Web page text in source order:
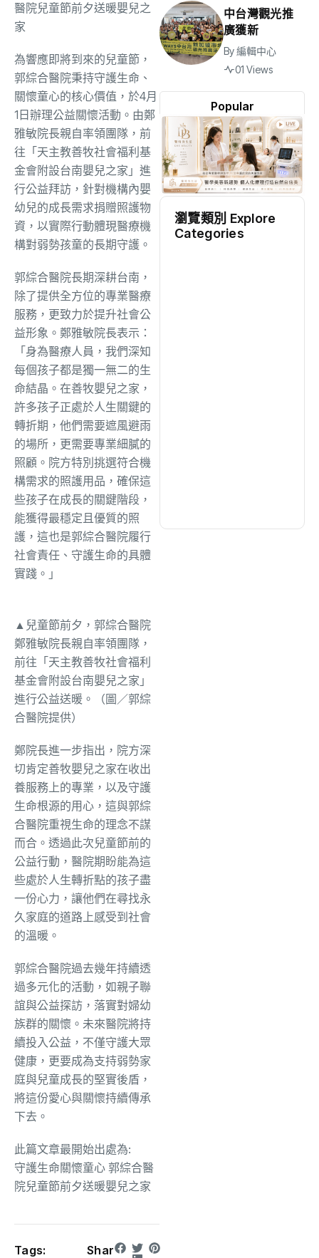
為響應即將到來的兒童節，
郭綜合醫院秉持守護生命、
關懷童心的核心價值，於4月
1日辦理公益關懷活動。由鄭
雅敏院長親自率領團隊，前
往「天主教善牧社會福利基
金會附設台南嬰兒之家」進
行公益拜訪，針對機構內嬰
幼兒的成長需求捐贈照護物
資，以實際行動體現醫療機
構對弱勢孩童的長期守護。
郭綜合醫院長期深耕台南，
除了提供全方位的專業醫療
服務，更致力於提升社會公
益形象。鄭雅敏院長表示：
「身為醫療人員，我們深知
每個孩子都是獨一無二的生
命結晶。在善牧嬰兒之家，
許多孩子正處於人生關鍵的
轉折期，他們需要遮風避雨
的場所，更需要專業細膩的
照顧。院方特別挑選符合機
構需求的照護用品，確保這
些孩子在成長的關鍵階段，
能獲得最穩定且優質的照
護，這也是郭綜合醫院履行
社會責任、守護生命的具體
實踐。」
▲兒童節前夕，郭綜合醫院
鄭雅敏院長親自率領團隊，
前往「天主教善牧社會福利
基金會附設台南嬰兒之家」
進行公益送暖。（圖／郭綜
合醫院提供）
鄭院長進一步指出，院方深
切肯定善牧嬰兒之家在收出
養服務上的專業，以及守護
生命根源的用心，這與郭綜
合醫院重視生命的理念不謀
而合。透過此次兒童節前的
公益行動，醫院期盼能為這
些處於人生轉折點的孩子盡
一份心力，讓他們在尋找永
久家庭的道路上感受到社會
的溫暖。
郭綜合醫院過去幾年持續透
過多元化的活動，如親子聯
誼與公益探訪，落實對婦幼
族群的關懷。未來醫院將持
續投入公益，不僅守護大眾
健康，更要成為支持弱勢家
庭與兒童成長的堅實後盾，
將這份愛心與關懷持續傳承
下去。
此篇文章最開始出處為:
守護生命關懷童心 郭綜合醫
院兒童節前夕送暖嬰兒之家
Tags: Shar
Popular
中台灣觀光推
廣獲新
By編輯中心
01 Views
瀏覽類別 Explore
Categories